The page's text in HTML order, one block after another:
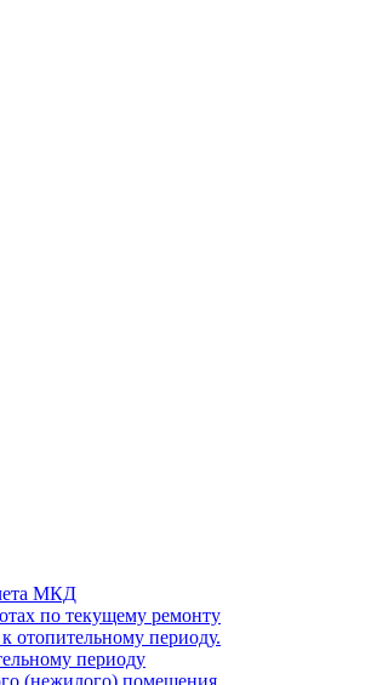
МКД
по текущему ремонту
отопительному периоду.
периоду
(нежилого) помещения